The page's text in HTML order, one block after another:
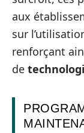
aux
sur
renforçant
de